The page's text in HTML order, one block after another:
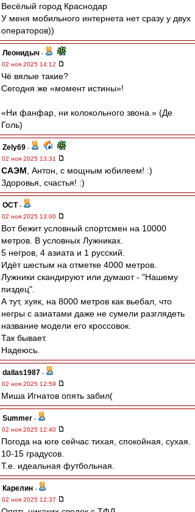
Весёлый город Краснодар
У меня мобильного интернета нет сразу у двух
операторов))
Леонидыч -
02 ноя 2025 14:12
Чё вялые такие?
Сегодня же «момент истины»!
«Ни фанфар, ни колокольного звона.» (Де
Голь)
Zely69 -
02 ноя 2025 13:31
САЭМ , Антон, с мощным юбилеем! :)
Здоровья, счастья! :)
ОСТ -
02 ноя 2025 13:00
Вот бежит условный спортсмен на 10000
метров. В условных Лужниках.
5 негров, 4 азиата и 1 русский.
Идёт шестым на отметке 4000 метров.
Лужники скандируют или думают - "Нашему
пиздец".
А тут, хуяк, на 8000 метров как вьебал, что
негры с азиатами даже не сумели разглядеть
название модели его кроссовок.
Так бывает.
Надеюсь.
dallas1987 -
02 ноя 2025 12:59
Миша Игнатов опять забил(
Summer -
02 ноя 2025 12:40
Погода на юге сейчас тихая, спокойная, сухая.
10-15 градусов.
Т.е. идеальная футбольная.
Карелин -
02 ноя 2025 12:37